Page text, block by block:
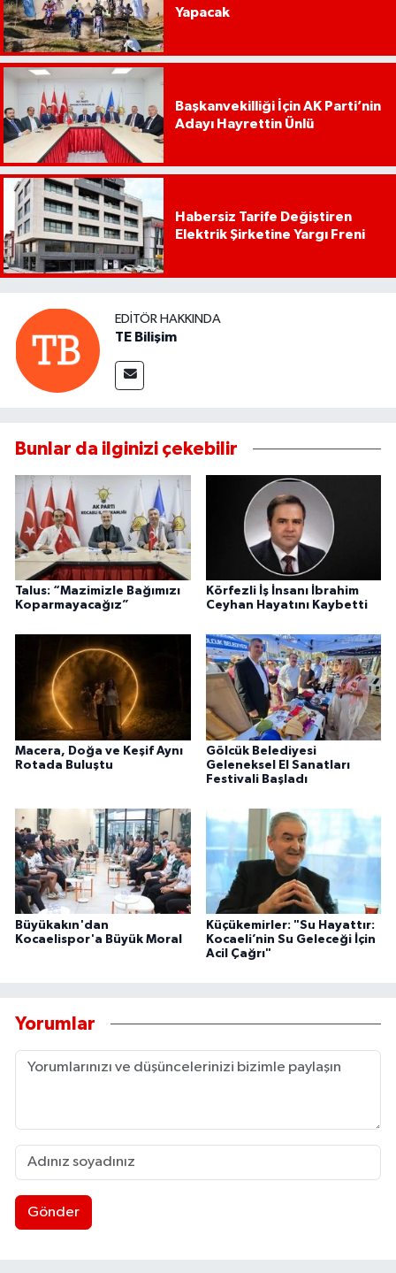
Yapacak
Başkanvekilliği İçin AK Parti’nin
Adayı Hayrettin Ünlü
Habersiz Tarife Değiştiren
Elektrik Şirketine Yargı Freni
EDITÖR HAKKINDA
TE Bilişim
Bunlar da ilginizi çekebilir
Talus: “Mazimizle Bağımızı
Koparmayacağız”
Körfezli İş İnsanı İbrahim
Ceyhan Hayatını Kaybetti
Macera, Doğa ve Keşif Aynı
Rotada Buluştu
Gölcük Belediyesi
Geleneksel El Sanatları
Festivali Başladı
Büyükakın'dan
Kocaelispor'a Büyük Moral
Küçükemirler: "Su Hayattır:
Kocaeli’nin Su Geleceği İçin
Acil Çağrı"
Yorumlar
Gönder